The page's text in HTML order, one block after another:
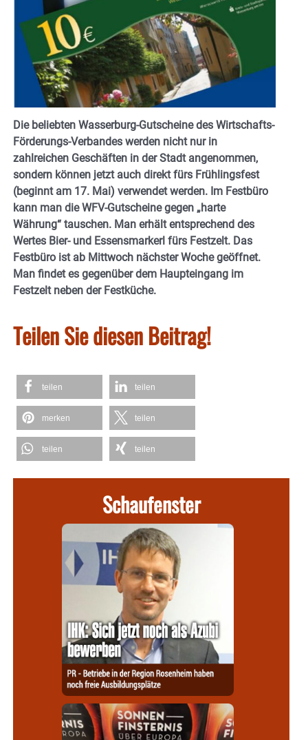
Die beliebten Wasserburg-Gutscheine des Wirtschafts-
Förderungs-Verbandes werden nicht nur in
zahlreichen Geschäften in der Stadt angenommen,
sondern können jetzt auch direkt fürs Frühlingsfest
(beginnt am 17. Mai) verwendet werden. Im Festbüro
kann man die WFV-Gutscheine gegen „harte
Währung“ tauschen. Man erhält entsprechend des
Wertes Bier- und Essensmarkerl fürs Festzelt. Das
Festbüro ist ab Mittwoch nächster Woche geöffnet.
Man findet es gegenüber dem Haupteingang im
Festzelt neben der Festküche.
Teilen Sie diesen Beitrag!
teilen teilen
merken teilen
teilen teilen
Schaufenster